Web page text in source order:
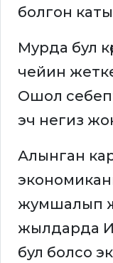
болгон
Мурда бул
чейин
Ошол
эч негиз
Алынган
жумшалып
жылдарда
бул болсо